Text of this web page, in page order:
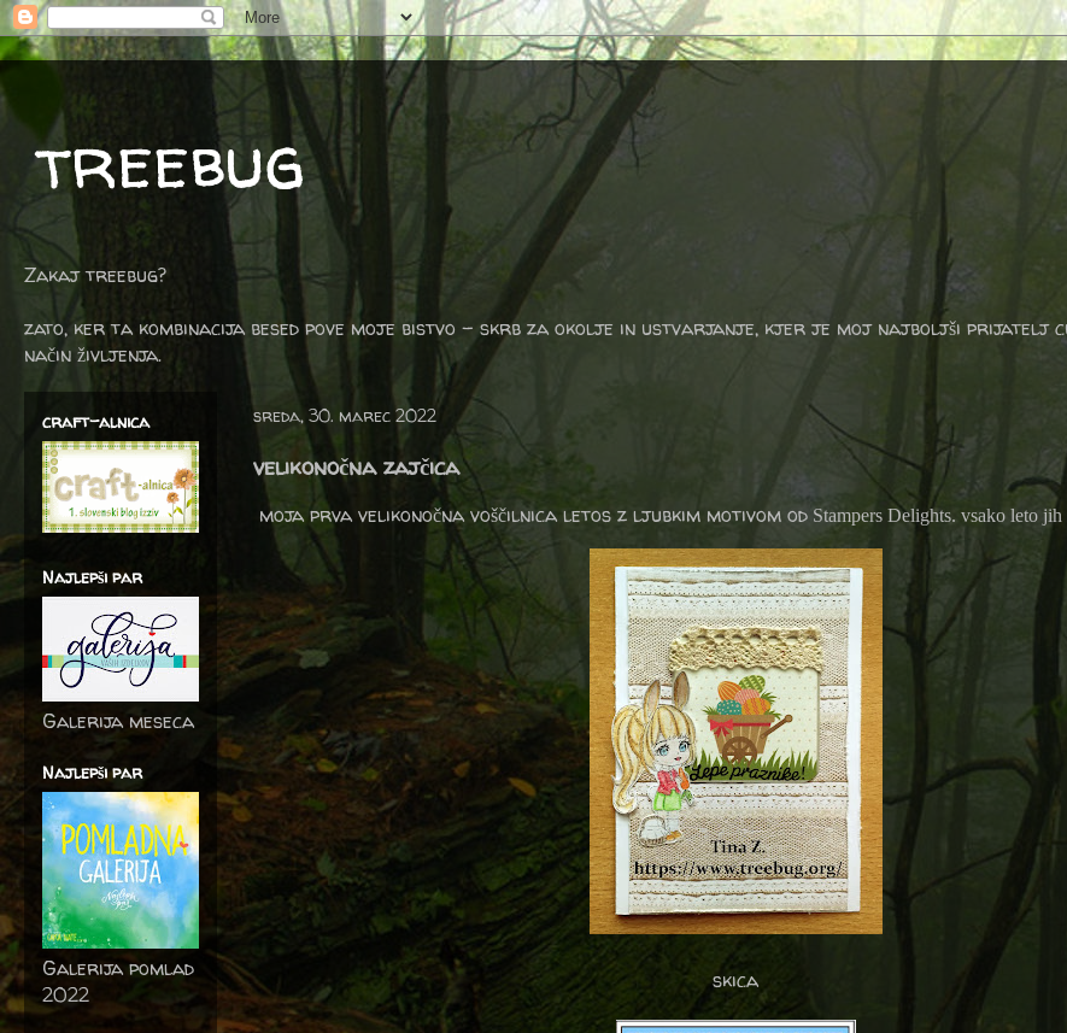
treebug
Zakaj treebug?
zato, ker ta kombinacija besed pove moje bistvo - skrb za okolje in ustvarjanje, kjer je moj najboljši
način življenja.
sreda, 30. marec 2022
velikonočna zajčica
moja prva velikonočna voščilnica letos z ljubkim motivom od Stampers Delights. vsako leto
skica
craft-alnica
Najlepši par
Galerija meseca
Najlepši par
Galerija pomlad
2022